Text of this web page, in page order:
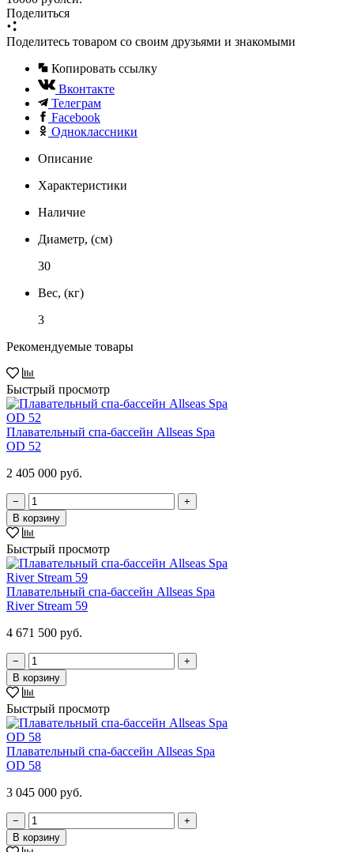
Поделиться
Поделитесь товаром со своим друзьями и знакомыми
Копировать ссылку
Вконтакте
Телеграм
Facebook
Одноклассники
Описание
Характеристики
Наличие
Диаметр, (см)
30
Вес, (кг)
3
Рекомендуемые товары
Быстрый просмотр
Плавательный спа-бассейн Allseas Spa
OD 52
2 405 000 руб.
−
+
В корзину
Быстрый просмотр
Плавательный спа-бассейн Allseas Spa
River Stream 59
4 671 500 руб.
−
+
В корзину
Быстрый просмотр
Плавательный спа-бассейн Allseas Spa
OD 58
3 045 000 руб.
−
+
В корзину